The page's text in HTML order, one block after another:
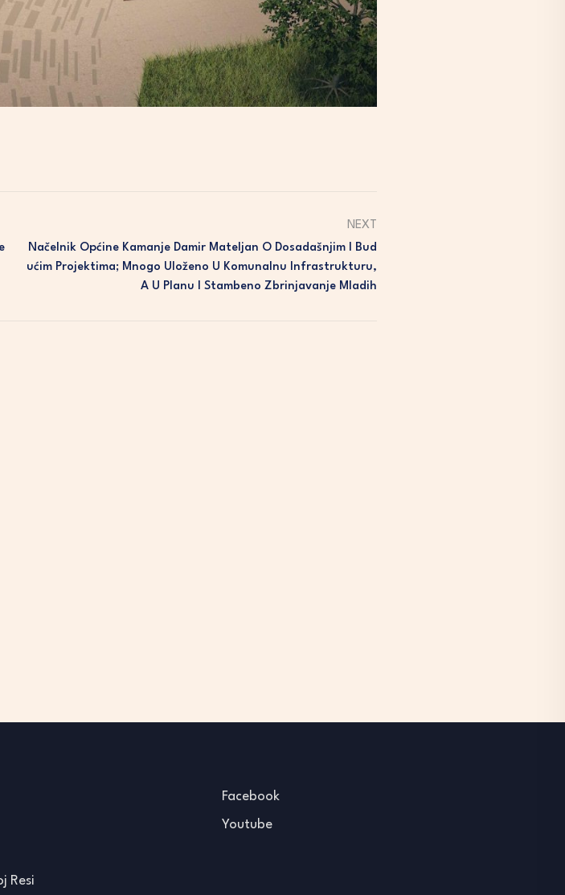
NEXT
Načelnik Općine Kamanje Damir Mateljan O Dosadašnjim I Bud
Ućim Projektima; Mnogo Uloženo U Komunalnu Infrastrukturu,
A U Planu I Stambeno Zbrinjavanje Mladih
Resi
Facebook
Youtube